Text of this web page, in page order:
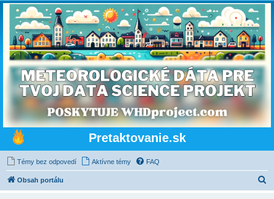
Pretaktovanie.sk
Témy bez odpovedí Aktívne témy FAQ
Obsah portálu